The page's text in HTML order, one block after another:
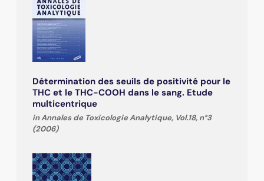
Détermination des seuils de positivité pour le
THC et le THC-COOH dans le sang. Etude
multicentrique
in Annales de Toxicologie Analytique, Vol.18, n°3
(2006)